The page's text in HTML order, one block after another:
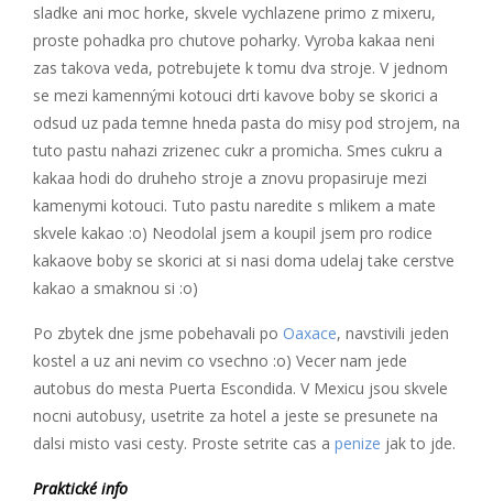
sladke ani moc horke, skvele vychlazene primo z mixeru,
proste pohadka pro chutove poharky. Vyroba kakaa neni
zas takova veda, potrebujete k tomu dva stroje. V jednom
se mezi kamennými kotouci drti kavove boby se skorici a
odsud uz pada temne hneda pasta do misy pod strojem, na
tuto pastu nahazi zrizenec cukr a promicha. Smes cukru a
kakaa hodi do druheho stroje a znovu propasiruje mezi
kamenymi kotouci. Tuto pastu naredite s mlikem a mate
skvele kakao :o) Neodolal jsem a koupil jsem pro rodice
kakaove boby se skorici at si nasi doma udelaj take cerstve
kakao a smaknou si :o)
Po zbytek dne jsme pobehavali po Oaxace, navstivili jeden
kostel a uz ani nevim co vsechno :o) Vecer nam jede
autobus do mesta Puerta Escondida. V Mexicu jsou skvele
nocni autobusy, usetrite za hotel a jeste se presunete na
dalsi misto vasi cesty. Proste setrite cas a penize jak to jde.
Praktické info